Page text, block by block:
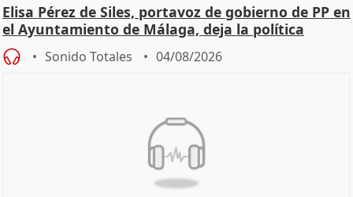
Elisa Pérez de Siles, portavoz de gobierno de PP en
el Ayuntamiento de Málaga, deja la política
Sonido Totales 04/08/2026